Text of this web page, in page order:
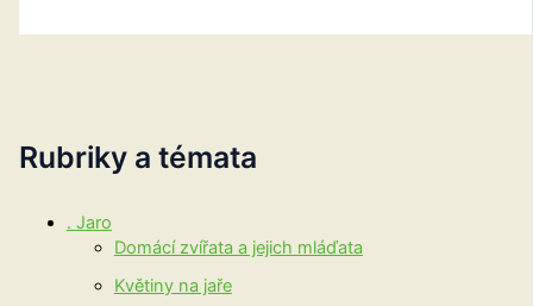
Rubriky a témata
. Jaro
Domácí zvířata a jejich mláďata
Květiny na jaře